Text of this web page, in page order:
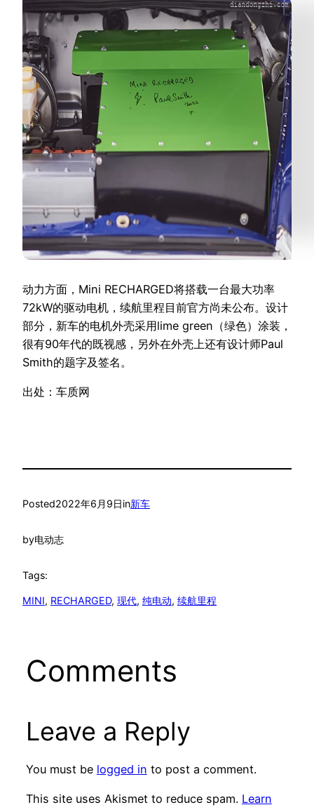
动力方面，Mini RECHARGED将搭载一台最大功率
72kW的驱动电机，续航里程目前官方尚未公布。设计
部分，新车的电机外壳采用lime green（绿色）涂装，
很有90年代的既视感，另外在外壳上还有设计师Paul
Smith的题字及签名。
出处：车质网
Posted2022年6月9日in新车
by电动志
Tags:
MINI, RECHARGED, 现代, 纯电动, 续航里程
Comments
Leave a Reply
You must be logged in to post a comment.
This site uses Akismet to reduce spam. Learn